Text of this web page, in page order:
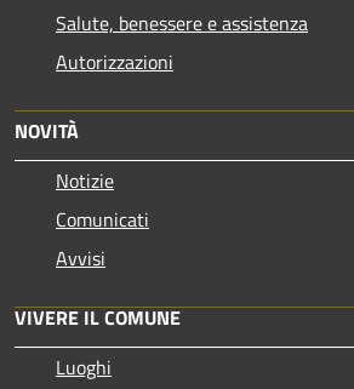
Salute, benessere e assistenza
Autorizzazioni
NOVITÀ
Notizie
Comunicati
Avvisi
VIVERE IL COMUNE
Luoghi